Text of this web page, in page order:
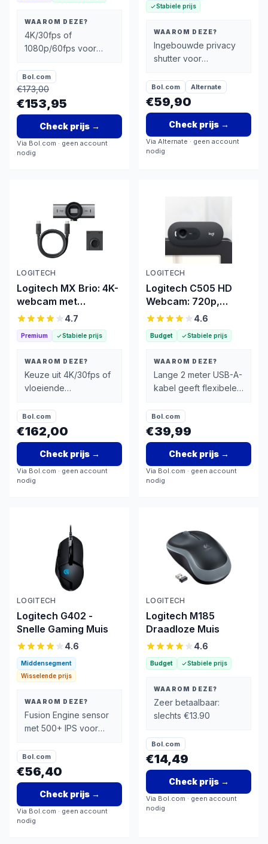
WAAROM DEZE?
4K/30fps of
1080p/60fps voor
streamkwaliteit
Bol.com
€173,00
€153,95
Check prijs→
Via Bol.com · geen account
nodig
Stabiele prijs
WAAROM DEZE?
Ingebouwde privacy
shutter voor
Bol.com Alternate
€59,90
Check prijs→
Via Alternate · geen account
nodig
LOGITECH
Logitech MX Brio: 4K-
webcam met
1080p/60fps en USB-
4.7
Premium Stabiele prijs
WAAROM DEZE?
Keuze uit 4K/30fps of
vloeiende
Bol.com
€162,00
Check prijs→
Via Bol.com · geen account
nodig
LOGITECH
Logitech C505 HD
Webcam: 720p,
ruisonderdrukking,
2m kabel
4.6
Budget Stabiele prijs
WAAROM DEZE?
Lange 2 meter USB-A-
kabel geeft flexibele
Bol.com
€39,99
Check prijs→
Via Bol.com · geen account
nodig
LOGITECH
Logitech G402 -
Snelle Gaming Muis
4.6
Middensegment
Wisselende prijs
WAAROM DEZE?
Fusion Engine sensor
met 500+ IPS voor
tracking
Bol.com
€56,40
Check prijs→
Via Bol.com · geen account
nodig
LOGITECH
Logitech M185
Draadloze Muis
4.6
Budget Stabiele prijs
WAAROM DEZE?
Zeer betaalbaar:
slechts €13.90
Bol.com
€14,49
Check prijs→
Via Bol.com · geen account
nodig